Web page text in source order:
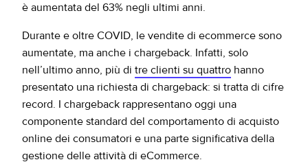
è aumentata del 63% negli ultimi anni.
Durante e oltre COVID, le vendite di ecommerce sono
aumentate, ma anche i chargeback. Infatti, solo
nell’ultimo anno, più di tre clienti su quattro hanno
presentato una richiesta di chargeback: si tratta di cifre
record. I chargeback rappresentano oggi una
componente standard del comportamento di acquisto
online dei consumatori e una parte significativa della
gestione delle attività di eCommerce.